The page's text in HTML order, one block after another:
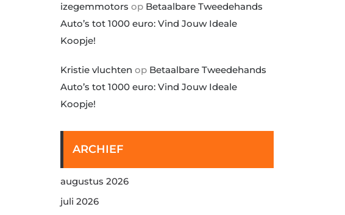
izegemmotors op Betaalbare Tweedehands
Auto’s tot 1000 euro: Vind Jouw Ideale
Koopje!
Kristie vluchten op Betaalbare Tweedehands
Auto’s tot 1000 euro: Vind Jouw Ideale
Koopje!
ARCHIEF
augustus 2026
juli 2026